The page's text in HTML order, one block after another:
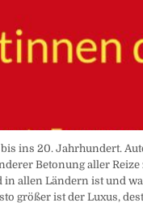
bis ins 20. Jahrhundert.
Betonung aller
in allen Ländern ist und
größer ist der Luxus,